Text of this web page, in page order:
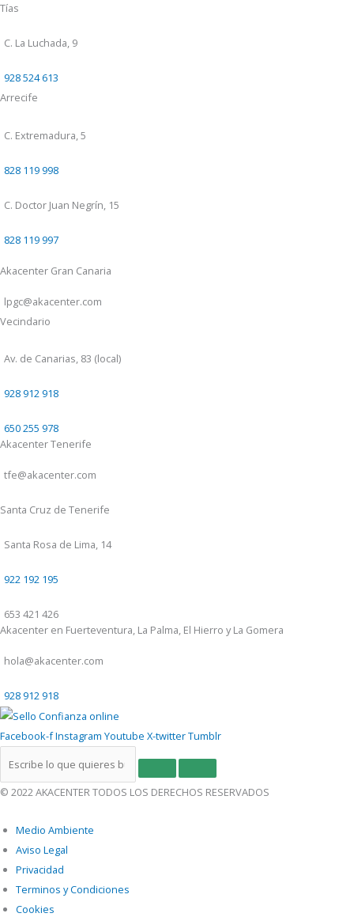
Tías
C. La Luchada, 9
928 524 613
Arrecife
C. Extremadura, 5
828 119 998
C. Doctor Juan Negrín, 15
828 119 997
Akacenter Gran Canaria
lpgc@akacenter.com
Vecindario
Av. de Canarias, 83 (local)
928 912 918
650 255 978
Akacenter Tenerife
tfe@akacenter.com
Santa Cruz de Tenerife
Santa Rosa de Lima, 14
922 192 195
653 421 426
Akacenter en Fuerteventura, La Palma, El Hierro y La Gomera
hola@akacenter.com
928 912 918
Facebook-fInstagram Youtube X-twitterTumblr
© 2022 AKACENTER TODOS LOS DERECHOS RESERVADOS
Medio Ambiente
Aviso Legal
Privacidad
Terminos y Condiciones
Cookies